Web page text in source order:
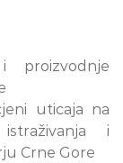
proizvodnje
uticaja na
i
Crne Gore